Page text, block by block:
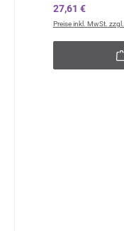
Regulärer Preis:
27,61 €
Preise inkl. MwSt.